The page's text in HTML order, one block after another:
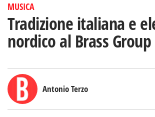
MUSICA
Tradizione italiana e
nordico al Brass Group
Antonio Terzo